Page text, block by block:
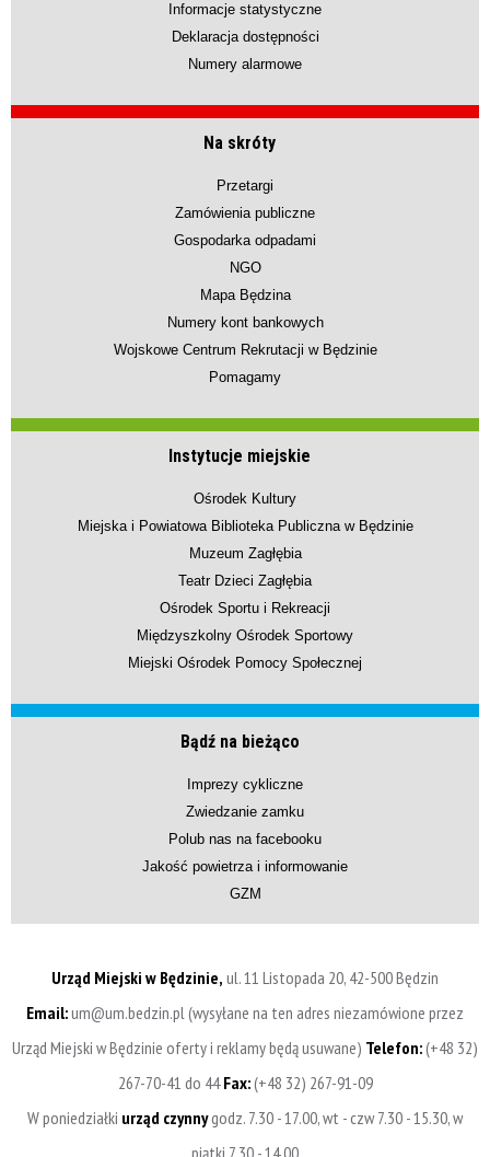
Informacje statystyczne
Deklaracja dostępności
Numery alarmowe
Na skróty
Przetargi
Zamówienia publiczne
Gospodarka odpadami
NGO
Mapa Będzina
Numery kont bankowych
Wojskowe Centrum Rekrutacji w Będzinie
Pomagamy
Instytucje miejskie
Ośrodek Kultury
Miejska i Powiatowa Biblioteka Publiczna w Będzinie
Muzeum Zagłębia
Teatr Dzieci Zagłębia
Ośrodek Sportu i Rekreacji
Międzyszkolny Ośrodek Sportowy
Miejski Ośrodek Pomocy Społecznej
Bądź na bieżąco
Imprezy cykliczne
Zwiedzanie zamku
Polub nas na facebooku
Jakość powietrza i informowanie
GZM
Urząd Miejski w Będzinie, ul. 11 Listopada 20, 42-500 Będzin
Email:um@um.bedzin.pl (wysyłane na ten adres niezamówione przez
Urząd Miejski w Będzinie oferty i reklamy będą usuwane) Telefon:(+48 32)
267-70-41 do 44Fax:(+48 32) 267-91-09
W poniedziałki urząd czynnygodz. 7.30 - 17.00, wt - czw 7.30 - 15.30, w